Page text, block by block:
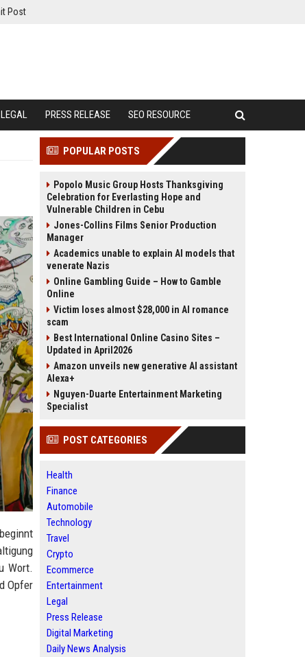
Post
LEGAL PRESS RELEASE SEO RESOURCE
Wort.
Opfer
POPULAR POSTS
Popolo Music Group Hosts Thanksgiving
Celebration for Everlasting Hope and
Vulnerable Children in Cebu
Jones-Collins Films Senior Production
Manager
Academics unable to explain AI models that
venerate Nazis
Online Gambling Guide – How to Gamble
Online
Victim loses almost $28,000 in AI romance
scam
Best International Online Casino Sites –
Updated in April2026
Amazon unveils new generative AI assistant
Alexa+
Nguyen-Duarte Entertainment Marketing
Specialist
POST CATEGORIES
Health
Finance
Automobile
Technology
Travel
Crypto
Ecommerce
Entertainment
Legal
Press Release
Digital Marketing
Daily News Analysis